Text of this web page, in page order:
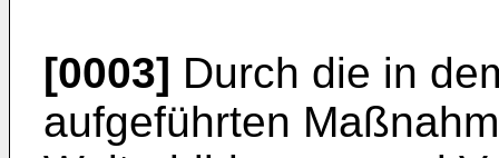
[0003] Durch die in
aufgeführten